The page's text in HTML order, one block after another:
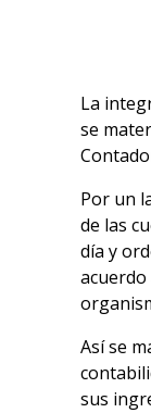
La
se
Por un
de las
día y
acuerdo
Así se
sus